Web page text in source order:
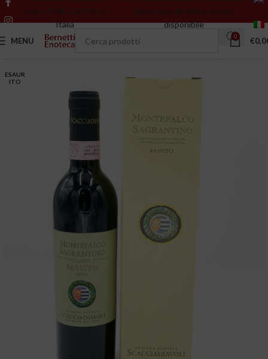
sopra 150€ GRATIS in
Italia
riferiscono all’ultima annata
disponibile
MENU 0 €
ESAUR
ITO